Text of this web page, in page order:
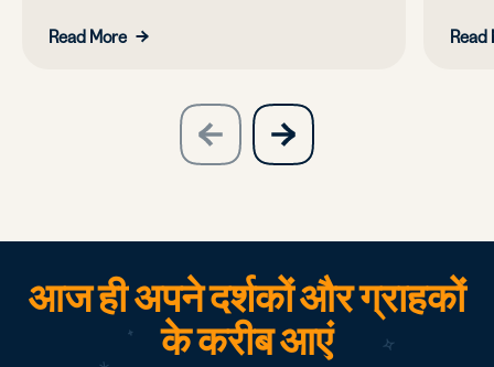
Read More Read
previous
slide
next
slide
आज ही अपने दर्शकों और ग्राहकों
के करीब आएं